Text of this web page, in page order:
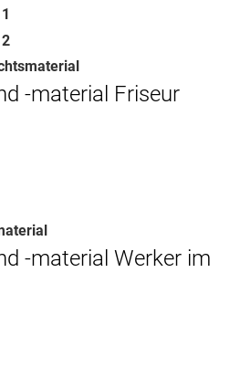
-material Friseur
-material Werker im